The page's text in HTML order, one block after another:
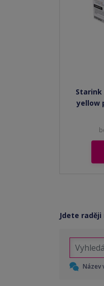
Starink
yellow
Jdete
Název